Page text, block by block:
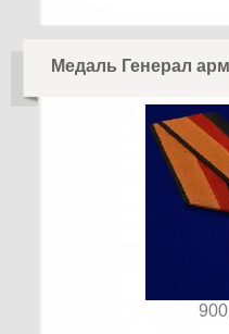
Медаль Генерал
900